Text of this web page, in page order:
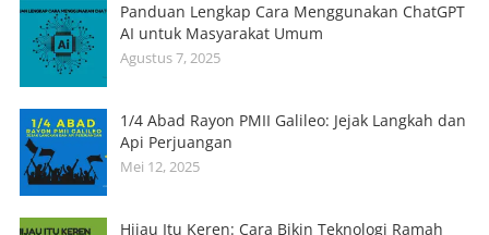
Panduan Lengkap Cara Menggunakan ChatGPT
AI untuk Masyarakat Umum
Agustus 7, 2025
1/4 Abad Rayon PMII Galileo: Jejak Langkah dan
Api Perjuangan
Mei 12, 2025
Hijau Itu Keren: Cara Bikin Teknologi Ramah